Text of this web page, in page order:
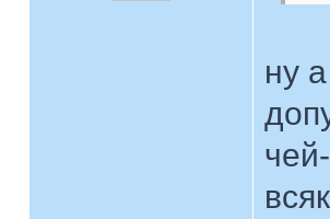
ну